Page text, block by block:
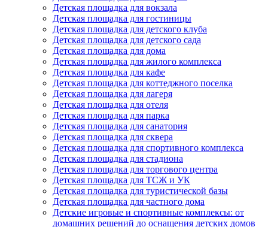
Детская площадка для вокзала
Детская площадка для гостиницы
Детская площадка для детского клуба
Детская площадка для детского сада
Детская площадка для дома
Детская площадка для жилого комплекса
Детская площадка для кафе
Детская площадка для коттеджного поселка
Детская площадка для лагеря
Детская площадка для отеля
Детская площадка для парка
Детская площадка для санатория
Детская площадка для сквера
Детская площадка для спортивного комплекса
Детская площадка для стадиона
Детская площадка для торгового центра
Детская площадка для ТСЖ и УК
Детская площадка для туристической базы
Детская площадка для частного дома
Детские игровые и спортивные комплексы: от
домашних решений до оснащения детских домов